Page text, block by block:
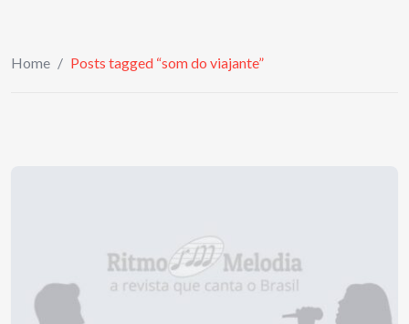
Home / Posts tagged “som do viajante”